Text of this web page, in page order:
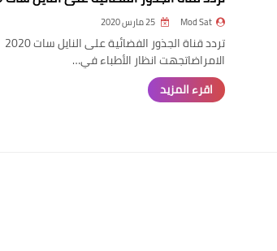
Mod Sat
الامراضاتجهت انظار الأطباء في…
اقرء المزيد